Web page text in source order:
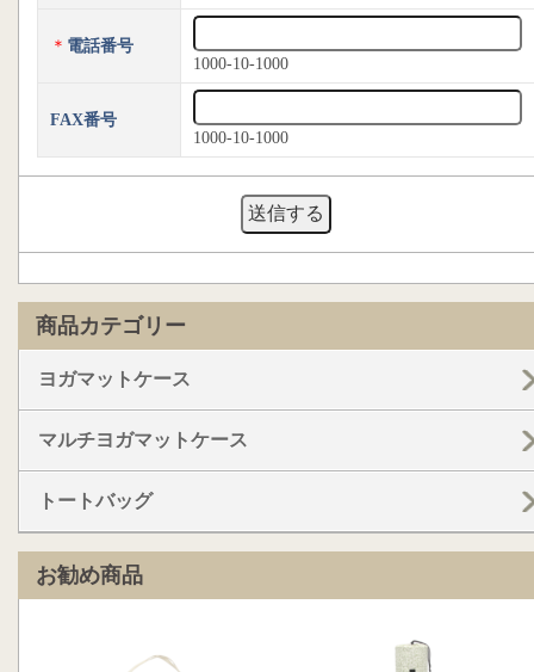
＊ 電話番号
1000-10-1000
FAX番号
1000-10-1000
商品カテゴリー
ヨガマットケース
マルチヨガマットケース
トートバッグ
お勧め商品